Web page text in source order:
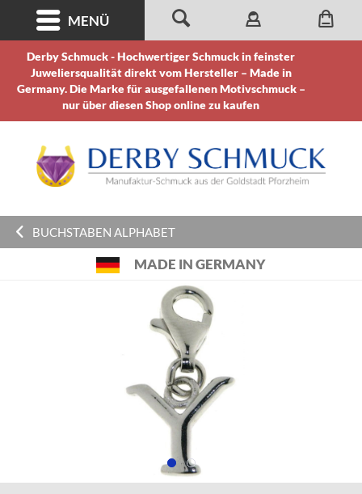
Derby Schmuck - Hochwertiger Schmuck in feinster
Juweliersqualität direkt vom Hersteller – Made in
Germany. Die Marke für ausgefallenen Motivschmuck –
nur über diesen Shop online zu kaufen
MENÜ
BUCHSTABEN ALPHABET
MADE IN GERMANY